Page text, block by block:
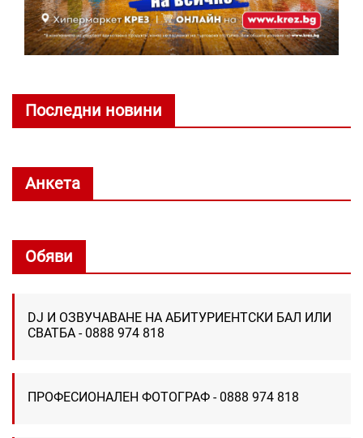
Последни новини
Анкета
Обяви
DJ И ОЗВУЧАВАНЕ НА АБИТУРИЕНТСКИ БАЛ ИЛИ
СВАТБА - 0888 974 818
ПРОФЕСИОНАЛЕН ФОТОГРАФ - 0888 974 818